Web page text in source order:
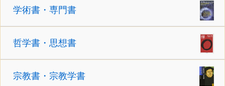
学術書・専門書
哲学書・思想書
宗教書・宗教学書